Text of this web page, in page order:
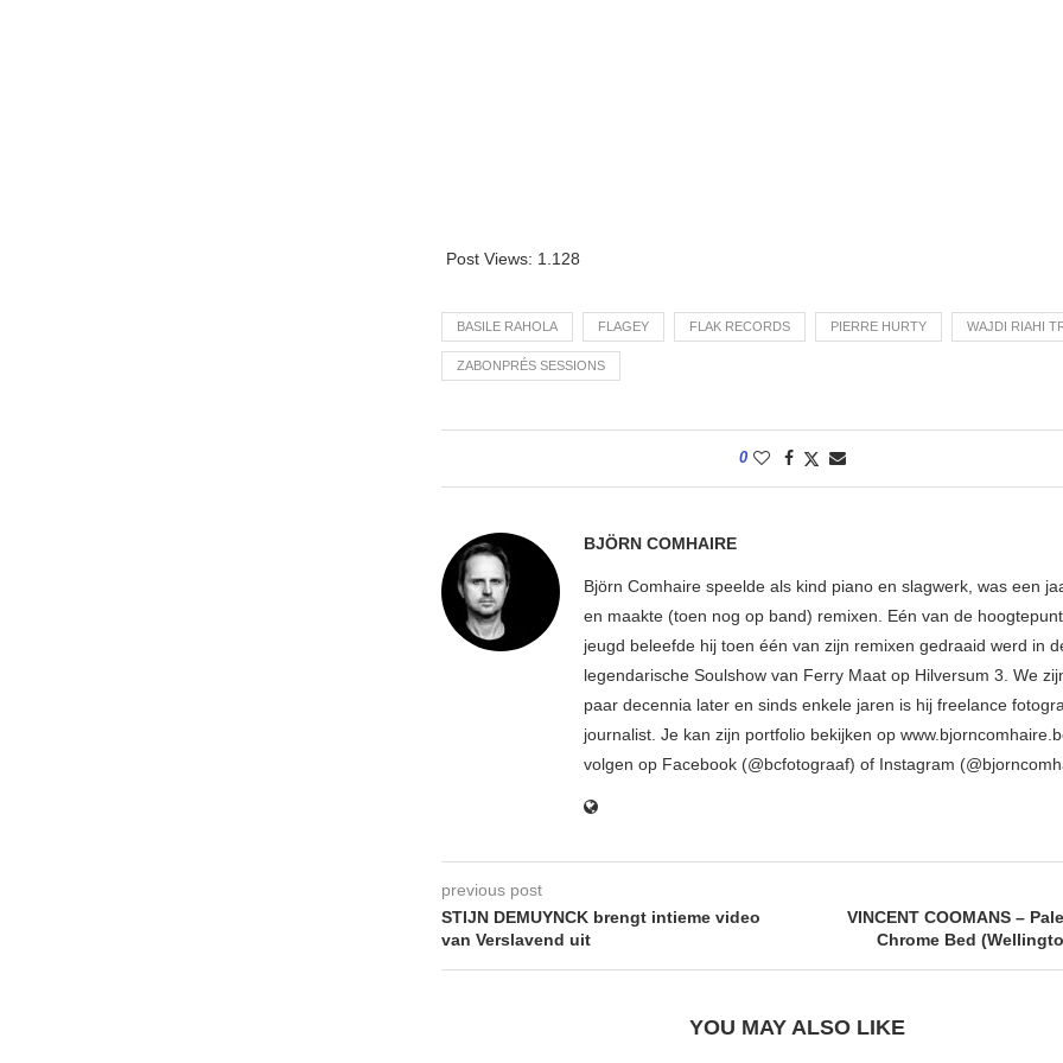
Post Views: 1.128
BASILE RAHOLA FLAGEY FLAK RECORDS PIERRE HURTY WAJDI RIAHI
ZABONPRÉS SESSIONS
0
BJÖRN COMHAIRE
Björn Comhaire speelde als kind piano en slagwerk, was een
en maakte (toen nog op band) remixen. Eén van de
jeugd beleefde hij toen één van zijn remixen gedraaid werd in
legendarische Soulshow van Ferry Maat op Hilversum 3. We
paar decennia later en sinds enkele jaren is hij freelance
journalist. Je kan zijn portfolio bekijken op
volgen op Facebook (@bcfotograaf) of Instagram
previous post
STIJN DEMUYNCK brengt intieme video
van Verslavend uit
VINCENT COOMANS –
Chrome Bed
YOU MAY ALSO LIKE